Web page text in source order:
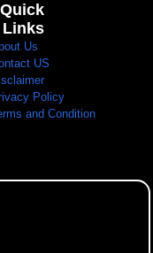
Quick
Links
Us
US
Policy
and Condition